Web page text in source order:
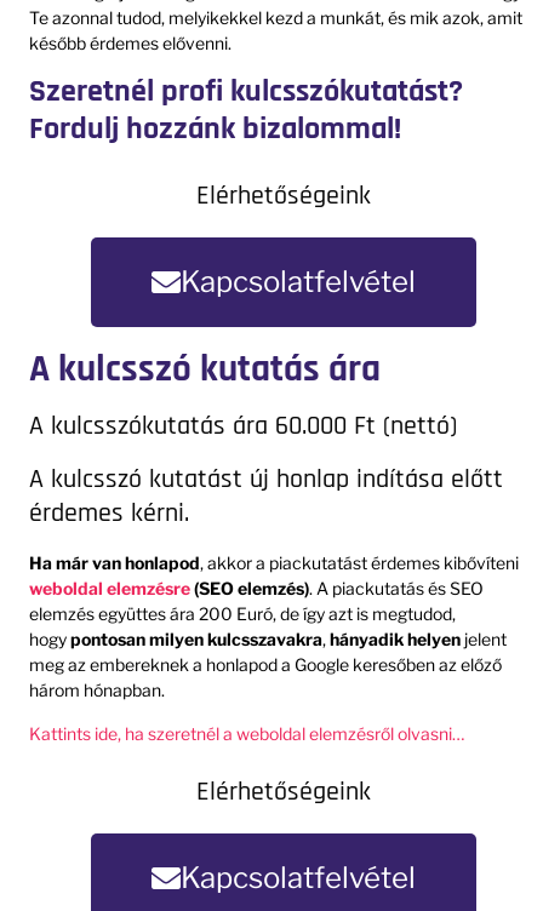
Te azonnal tudod, melyikekkel kezd a munkát, és mik azok, amit
később érdemes elővenni.
Szeretnél profi kulcsszókutatást?
Fordulj hozzánk bizalommal!
Elérhetőségeink
Kapcsolatfelvétel
A kulcsszó kutatás ára
A kulcsszókutatás ára 60.000 Ft (nettó)
A kulcsszó kutatást új honlap indítása előtt
érdemes kérni.
Ha már van honlapod, akkor a piackutatást érdemes kibővíteni
weboldal elemzésre(SEO elemzés). A piackutatás és SEO
elemzés együttes ára 200 Euró, de így azt is megtudod,
hogypontosan milyen kulcsszavakra,hányadik helyen jelent
meg az embereknek a honlapod a Google keresőben az előző
három hónapban.
Kattints ide, ha szeretnél a weboldal elemzésről olvasni…
Elérhetőségeink
Kapcsolatfelvétel